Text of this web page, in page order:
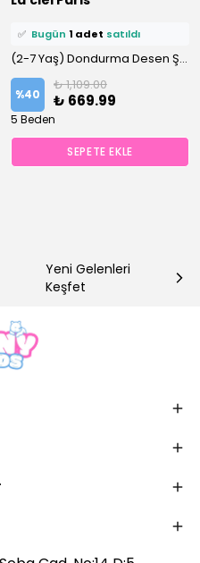
✅ Bugün 1 adet satıldı
(2-7 Yaş) Dondurma Desen Şortlu %100 Pamuklu Altüst Takım
%40
₺ 1,109.00
₺ 669.99
5 Beden
SEPETE EKLE
Yeni Gelenleri
Keşfet